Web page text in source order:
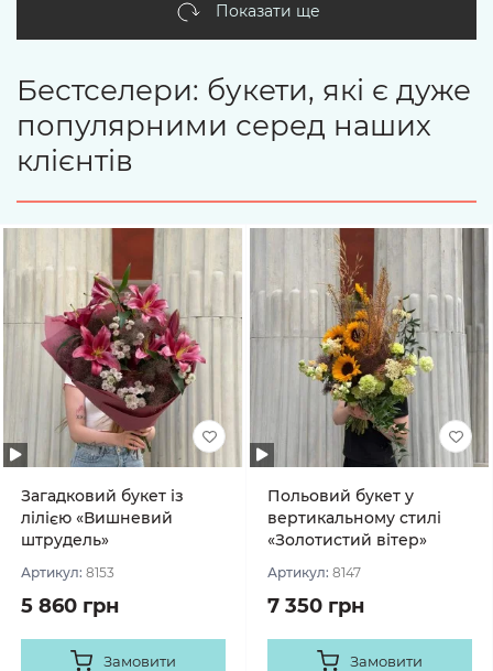
Показати ще
Бестселери: букети, які є дуже
популярними серед наших
клієнтів
Загадковий букет із
лілією «Вишневий
штрудель»
Артикул: 8153
5 860 грн
Замовити
Польовий букет у
вертикальному стилі
«Золотистий вітер»
Артикул: 8147
7 350 грн
Замовити